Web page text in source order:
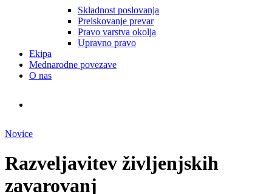
Skladnost poslovanja
Preiskovanje prevar
Pravo varstva okolja
Upravno pravo
Ekipa
Mednarodne povezave
O nas
Novice
Razveljavitev življenjskih
zavarovanj